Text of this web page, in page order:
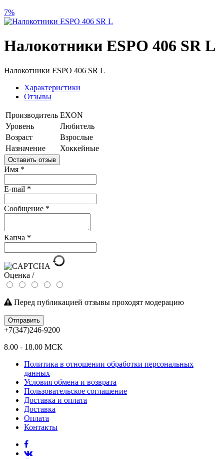
7%
Налокотники ESPO 406 SR L
Налокотники ESPO 406 SR L
Характеристики
Отзывы
Производитель EXON
Уровень
Любитель
Возраст
Взрослые
Назначение
Хоккейные
Оставить отзыв
Имя *
E-mail *
Сообщение *
Капча *
Оценка /
Перед публикацией отзывы проходят модерацию
Отправить
+7(347)246-9200
8.00 - 18.00 МСК
Политика в отношении обработки персональных
данных
Условия обмена и возврата
Пользовательское соглашение
Доставка и оплата
Доставка
Оплата
Контакты